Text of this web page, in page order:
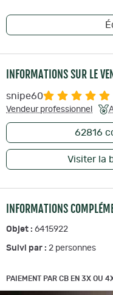
INFORMATIONS SUR LE
snipe60
Vendeur professionnel
62816
Visiter la
INFORMATIONS
Objet : 6415922
Suivi par : 2 personnes
PAIEMENT PAR CB EN 3X OU